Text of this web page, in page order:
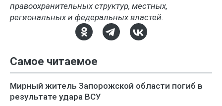
правоохранительных структур, местных,
региональных и федеральных властей.
Самое читаемое
Мирный житель Запорожской области погиб в
результате удара ВСУ